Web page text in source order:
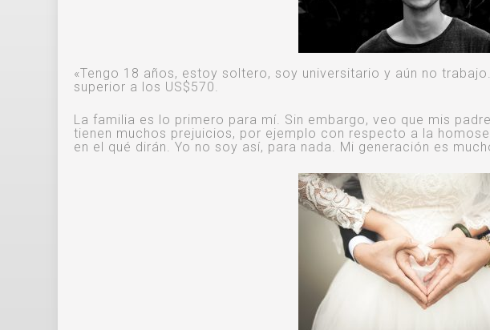
«Tengo 18 años, estoy soltero, soy universitario y aún no
superior a los US$570.
La familia es lo primero para mí. Sin embargo, veo que mis
tienen muchos prejuicios, por ejemplo con respecto a la
en el qué dirán. Yo no soy así, para nada. Mi generación es